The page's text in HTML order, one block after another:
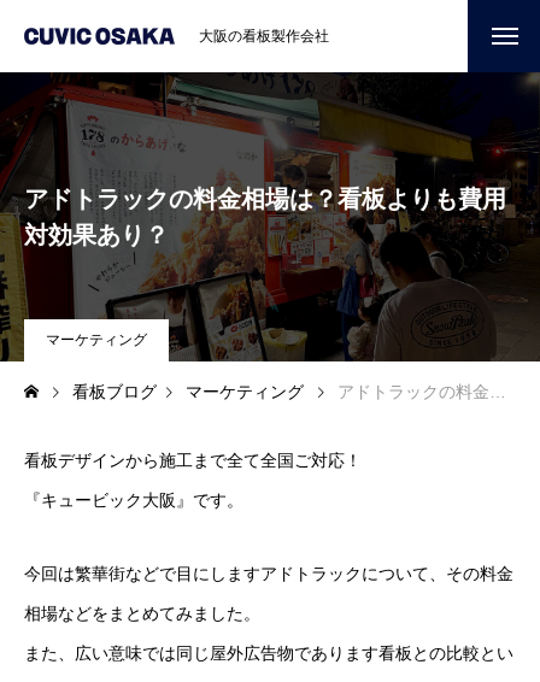
大阪の看板製作会社
アドトラックの料金相場は？看板よりも費用
対効果あり？
マーケティング
看板ブログ マーケティング アドトラックの料金相場は？看板よりも費用対効果あり？
看板デザインから施工まで全て全国ご対応！
『キュービック大阪』です。
今回は繁華街などで目にしますアドトラックについて、その料金
相場などをまとめてみました。
また、広い意味では同じ屋外広告物であります看板との比較とい